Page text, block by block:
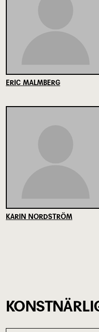
ERIC MALMBERG
KARIN NORDSTRÖM